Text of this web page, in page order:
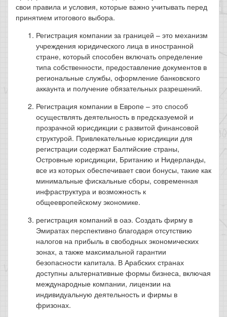
свои правила и условия, которые важно учитывать перед
принятием итогового выбора.
Регистрация компании за границей – это механизм
учреждения юридического лица в иностранной
стране, который способен включать определение
типа собственности, предоставление документов в
региональные службы, оформление банковского
аккаунта и получение обязательных разрешений.
Регистрация компании в Европе – это способ
осуществлять деятельность в предсказуемой и
прозрачной юрисдикции с развитой финансовой
структурой. Привлекательные юрисдикции для
регистрации содержат Балтийские страны,
Островные юрисдикции, Британию и Нидерланды,
все из которых обеспечивает свои бонусы, такие как
минимальные фискальные сборы, современная
инфраструктура и возможность к
общеевропейскому экономике.
регистрация компаний в оаэ. Создать фирму в
Эмиратах перспективно благодаря отсутствию
налогов на прибыль в свободных экономических
зонах, а также максимальной гарантии
безопасности капитала. В Арабских странах
доступны альтернативные формы бизнеса, включая
международные компании, лицензии на
индивидуальную деятельность и фирмы в
фризонах.